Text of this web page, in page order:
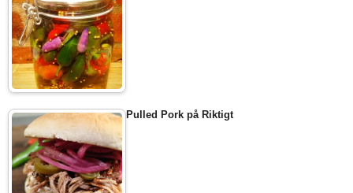
Pulled Pork på Riktigt